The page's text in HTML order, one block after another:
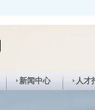
新闻中心 人才